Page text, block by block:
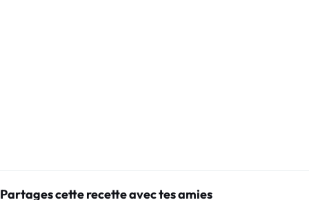
Partages cette recette avec tes amies